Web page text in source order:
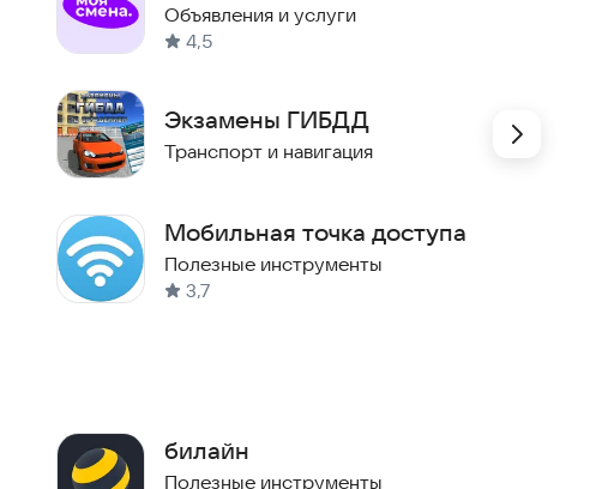
рядом
Объявления и услуги
4,5
Экзамены ГИБДД
Транспорт и навигация
Мобильная точка доступа
Полезные инструменты
3,7
билайн
Полезные инструменты